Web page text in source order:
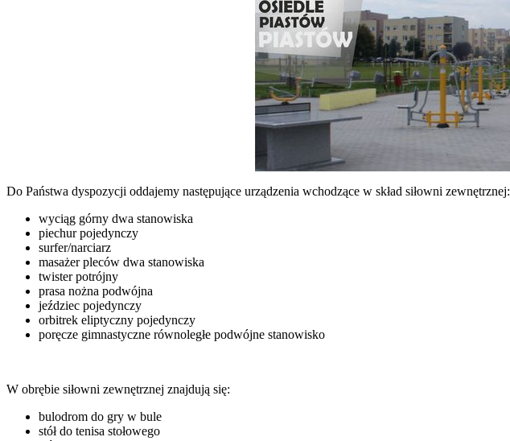
Do Państwa dyspozycji oddajemy następujące urządzenia wchodzące w skład siłowni zewnętrznej:
wyciąg górny dwa stanowiska
piechur pojedynczy
surfer/narciarz
masażer pleców dwa stanowiska
twister potrójny
prasa nożna podwójna
jeździec pojedynczy
orbitrek eliptyczny pojedynczy
poręcze gimnastyczne równoległe podwójne stanowisko
W obrębie siłowni zewnętrznej znajdują się:
bulodrom do gry w bule
stół do tenisa stołowego